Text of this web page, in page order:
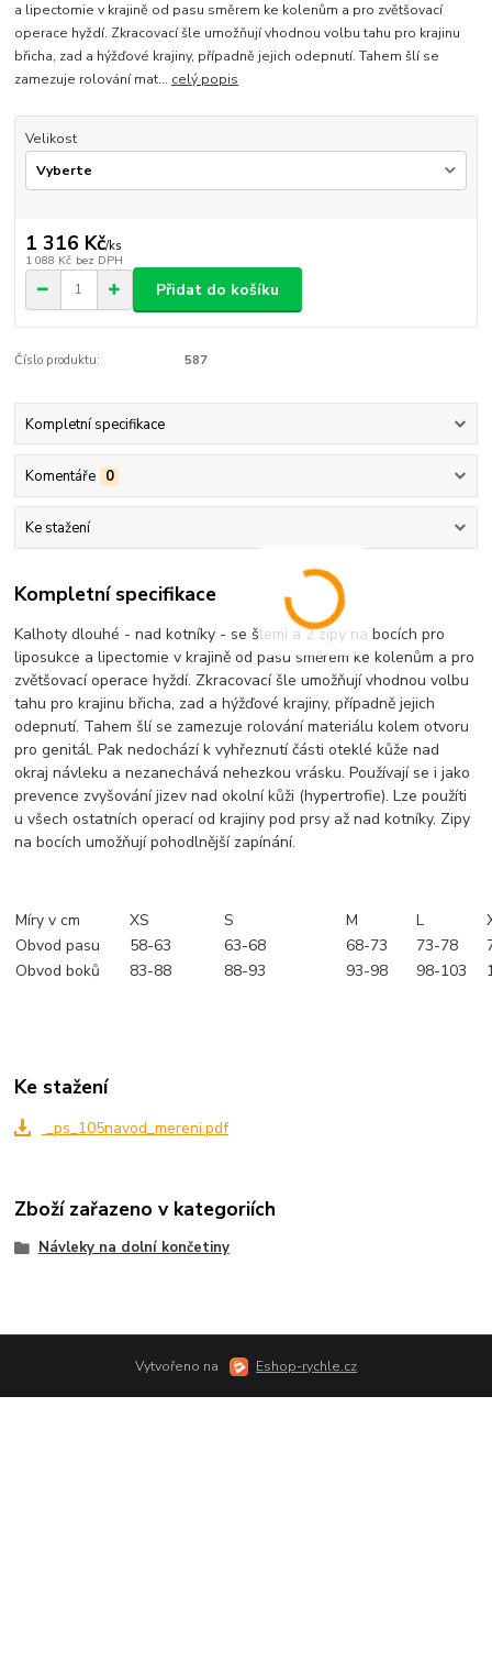
a lipectomie v krajině od pasu směrem ke kolenům a pro zvětšovací
operace hyždí. Zkracovací šle umožňují vhodnou volbu tahu pro krajinu
břicha, zad a hýžďové krajiny, případně jejich odepnutí. Tahem šlí se
zamezuje rolování mat... celý popis
Velikost
1 316 Kč/ks
1 088 Kč bez DPH
Přidat do košíku
Číslo produktu: 587
Kompletní specifikace
Komentáře 0
Ke stažení
Kompletní specifikace
Kalhoty dlouhé - nad kotníky - se šlemi a 2 zipy na bocích pro
liposukce a lipectomie v krajině od pasu směrem ke kolenům a pro
zvětšovací operace hyždí. Zkracovací šle umožňují vhodnou volbu
tahu pro krajinu břicha, zad a hýžďové krajiny, případně jejich
odepnutí. Tahem šlí se zamezuje rolování materiálu kolem otvoru
pro genitál. Pak nedochází k vyhřeznutí části oteklé kůže nad
okraj návleku a nezanechává nehezkou vrásku. Používají se i jako
prevence zvyšování jizev nad okolní kůži (hypertrofie). Lze použíti
u všech ostatních operací od krajiny pod prsy až nad kotníky. Zipy
na bocích umožňují pohodlnější zapínání.
Míry v cm XS S M L
Obvod pasu
58-63 63-68 68-73 73-78
Obvod boků
83-88 88-93 93-98 98-103
Ke stažení
_ps_105navod_mereni.pdf
Zboží zařazeno v kategoriích
Návleky na dolní končetiny
Vytvořeno na Eshop-rychle.cz